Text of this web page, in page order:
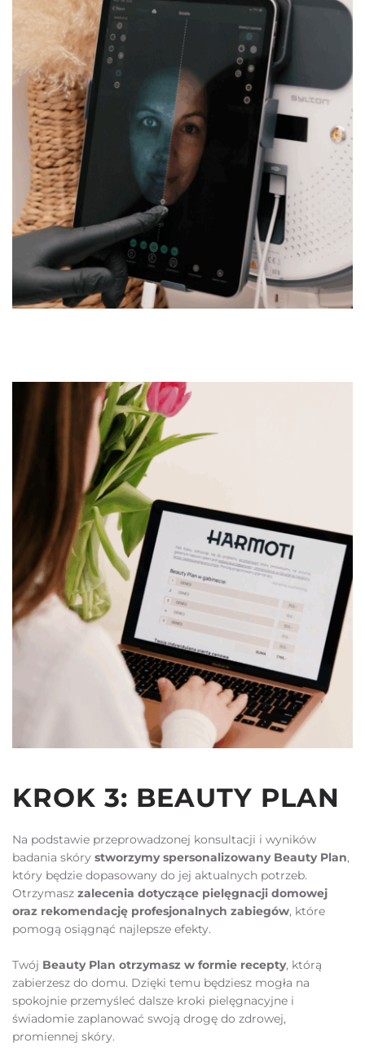
KROK 3: BEAUTY PLAN
Na podstawie przeprowadzonej konsultacji i wyników
badania skóry stworzymy spersonalizowany Beauty Plan,
który będzie dopasowany do jej aktualnych potrzeb.
Otrzymasz zalecenia dotyczące pielęgnacji domowej
oraz rekomendację profesjonalnych zabiegów, które
pomogą osiągnąć najlepsze efekty.
Twój Beauty Plan otrzymasz w formie recepty, którą
zabierzesz do domu. Dzięki temu będziesz mogła na
spokojnie przemyśleć dalsze kroki pielęgnacyjne i
świadomie zaplanować swoją drogę do zdrowej,
promiennej skóry.